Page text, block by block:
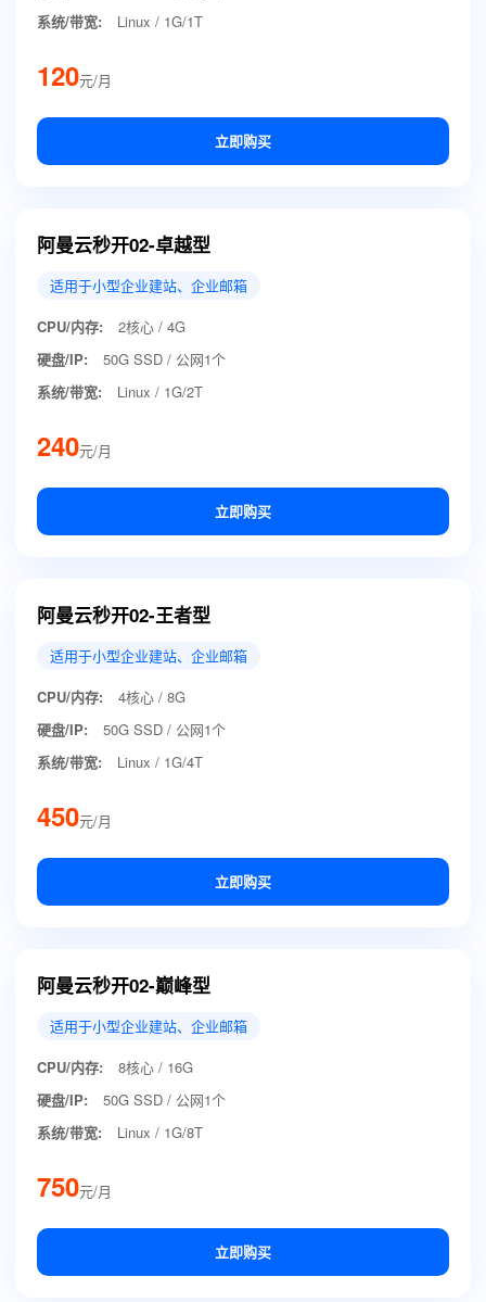
系统/带宽:
Linux / 1G/1T
120元/月
立即购买
阿曼云秒开02-卓越型
适用于小型企业建站、企业邮箱
CPU/内存:
2核心 / 4G
硬盘/IP:
50G SSD / 公网1个
系统/带宽:
Linux / 1G/2T
240元/月
立即购买
阿曼云秒开02-王者型
适用于小型企业建站、企业邮箱
CPU/内存:
4核心 / 8G
硬盘/IP:
50G SSD / 公网1个
系统/带宽:
Linux / 1G/4T
450元/月
立即购买
阿曼云秒开02-巅峰型
适用于小型企业建站、企业邮箱
CPU/内存:
8核心 / 16G
硬盘/IP:
50G SSD / 公网1个
系统/带宽:
Linux / 1G/8T
750元/月
立即购买